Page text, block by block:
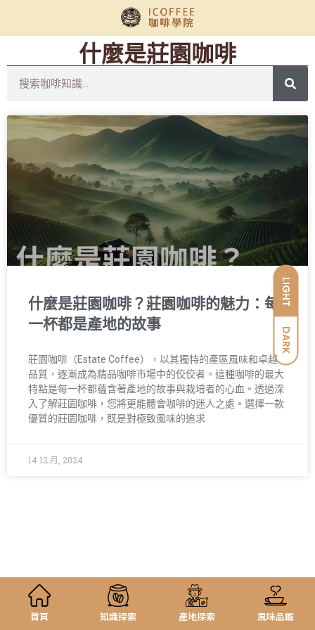
LIGHT
DARK
什麼是莊園咖啡
什麼是莊園咖啡？莊園咖啡的魅力：每
一杯都是產地的故事
莊園咖啡（Estate Coffee），以其獨特的產區風味和卓越
品質，逐漸成為精品咖啡市場中的佼佼者。這種咖啡的最大
特點是每一杯都蘊含著產地的故事與栽培者的心血。透過深
入了解莊園咖啡，您將更能體會咖啡的迷人之處。選擇一款
優質的莊園咖啡，既是對極致風味的追求
14 12 月, 2024
首頁 知識探索 產地探索 風味品鑑